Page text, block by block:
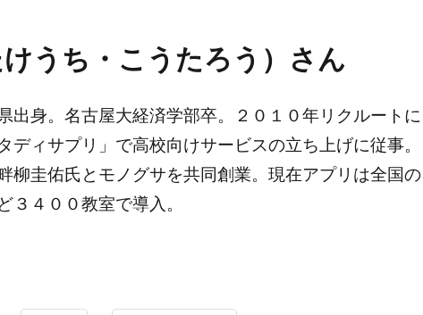
うち・こうたろう）さん
出身。名古屋大経済学部卒。２０１０年リクルートに
ディサプリ」で高校向けサービスの立ち上げに従事。
柳圭佑氏とモノグサを共同創業。現在アプリは全国の
３４００教室で導入。